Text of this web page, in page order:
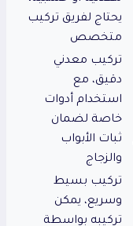
يحتاج لفريق تركيب
متخصص
تركيب معدني
دقيق، مع
استخدام أدوات
خاصة لضمان
ثبات الأبواب
والزجاج
تركيب بسيط
وسريع، يمكن
تركيبه بواسطة